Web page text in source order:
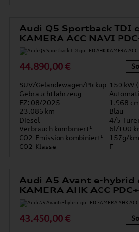
Audi Q5 Sportback TDI
KAMERA ACC NAVI
44.890,00 €
SUV/Geländewagen/Pickup 150 kW
Gebrauchtfahrzeug
EZ: 08/2025
1.968
23.086 km
Blau
Diesel
4/5
Verbrauch kombiniert¹
6l/100
CO2-Emission kombiniert¹
157g/km
CO2-Klasse
F
Audi A5 Avant e-hybrid
KAMERA AHK ACC
43.450,00 €